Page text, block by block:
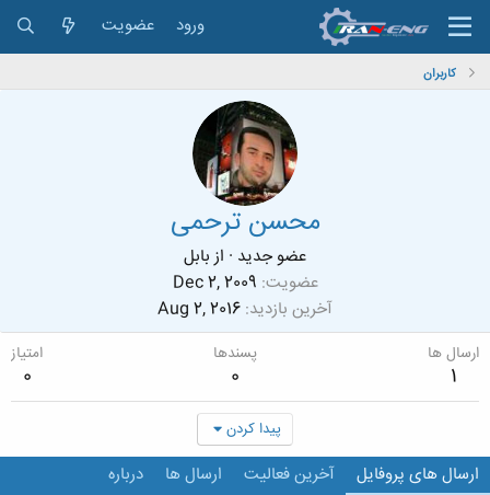
ورود عضویت
کاربران
محسن ترحمی
عضو جدید · از بابل
عضویت Dec 2, 2009
آخرین بازدید Aug 2, 2016
ارسال ها
1
پسندها
0
امتیاز
0
پیدا کردن
ارسال های پروفایل آخرین فعالیت ارسال ها درباره